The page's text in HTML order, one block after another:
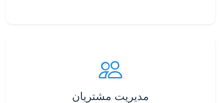
مدیریت مشتریان